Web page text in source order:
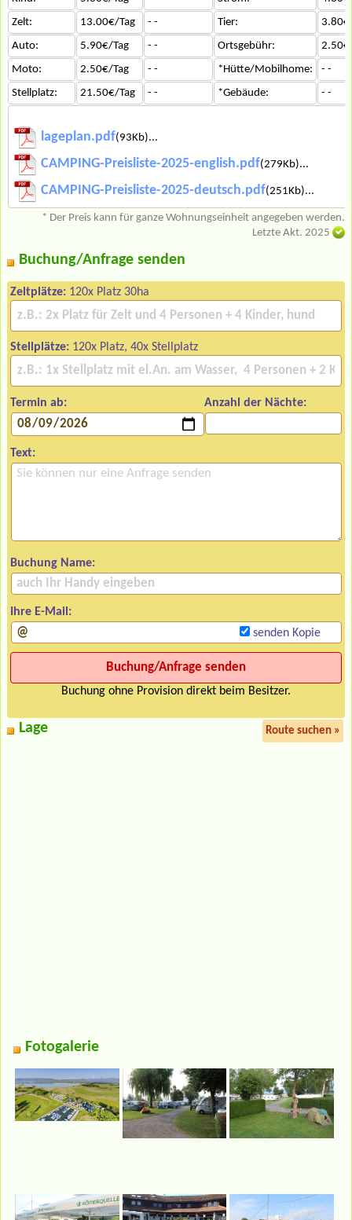
Zelt:
13.00€/Tag - - Tier:
Auto:
5.90€/Tag - - Ortsgebühr:
Moto:
2.50€/Tag - - *Hütte/Mobilhome:
- -
Stellplatz:
21.50€/Tag - - *Gebäude: - -
lageplan.pdf(93Kb)...
CAMPING-Preisliste-2025-english.pdf(279Kb)...
CAMPING-Preisliste-2025-deutsch.pdf(251Kb)...
* Der Preis kann für ganze Wohnungseinheit angegeben werden.
Letzte Akt. 2025
Buchung/Anfrage senden
Zeltplätze: 120x Platz 30ha
Stellplätze: 120x Platz, 40x Stellplatz
Termin ab: Anzahl der Nächte:
Text:
Buchung Name:
Ihre E-Mail:
senden Kopie
Buchung ohne Provision direkt beim Besitzer.
Lage Route suchen »
Fotogalerie